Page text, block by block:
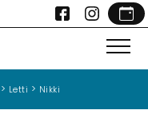
> Letti > Nikki